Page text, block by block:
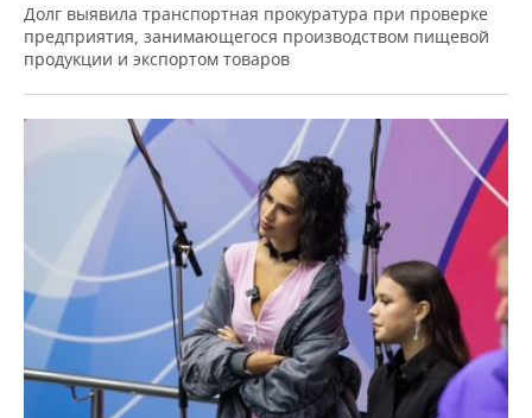
Долг выявила транспортная прокуратура при проверке
предприятия, занимающегося производством пищевой
продукции и экспортом товаров